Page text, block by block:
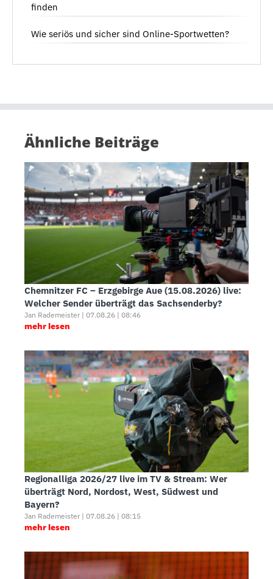
finden
Wie seriös und sicher sind Online-Sportwetten?
Ähnliche Beiträge
Chemnitzer FC – Erzgebirge Aue (15.08.2026) live:
Welcher Sender überträgt das Sachsenderby?
Jan Rademeister | 07.08.26 | 08:46
mehr lesen
Regionalliga 2026/27 live im TV & Stream: Wer
überträgt Nord, Nordost, West, Südwest und
Bayern?
Jan Rademeister | 07.08.26 | 08:15
mehr lesen